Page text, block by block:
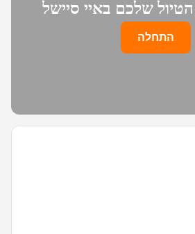
שלכם באיי סיישל
התחלה